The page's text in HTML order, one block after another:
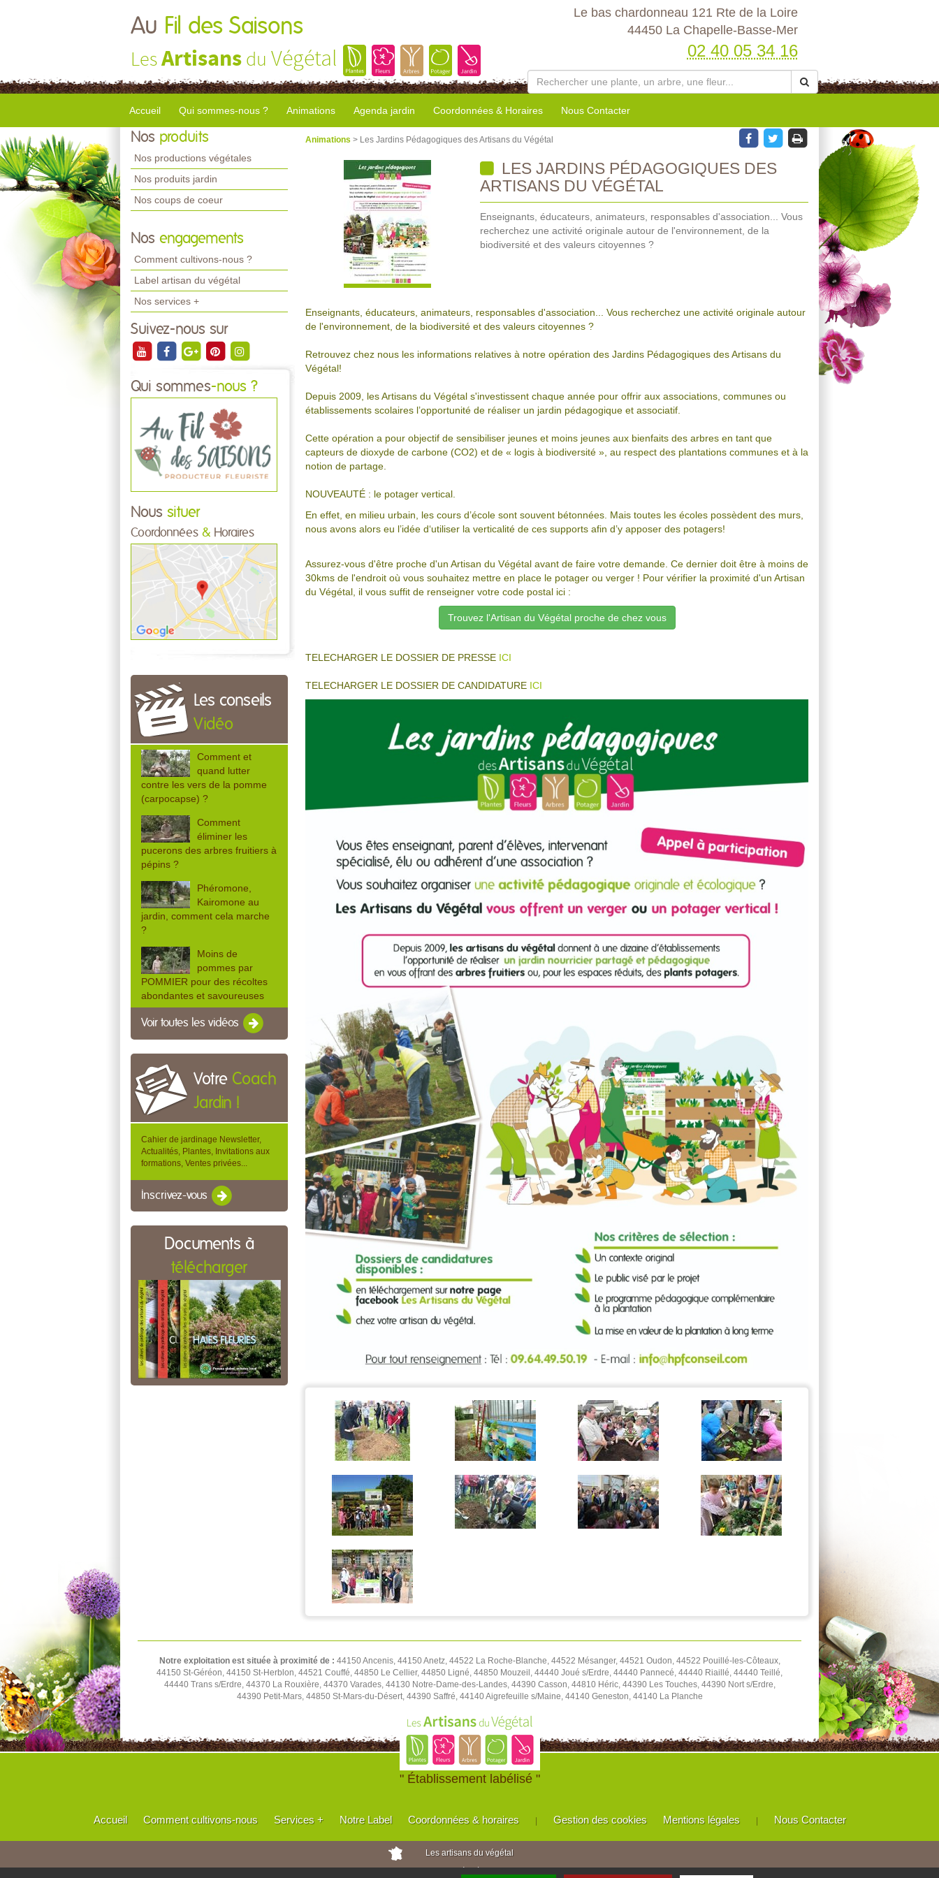
Au Fil des Saisons
LesArtisans du Végétal
Le bas chardonneau 121 Rte de la Loire
44450 La Chapelle-Basse-Mer
02 40 05 34 16
Accueil Qui sommes-nous ? Animations Agenda jardin Coordonnées & Horaires Nous Contacter
Nos produits
Nos productions végétales
Nos produits jardin
Nos coups de coeur
Nos engagements
Comment cultivons-nous ?
Label artisan du végétal
Nos services +
Suivez-nous sur
Qui sommes-nous ?
Nous situer
Coordonnées & Horaires
Les conseils
Vidéo
Comment et
quand lutter
contre les vers de la pomme
(carpocapse) ?
Comment
éliminer les
pucerons des arbres fruitiers à
pépins ?
Phéromone,
Kairomone au
jardin, comment cela marche
?
Moins de
pommes par
POMMIER pour des récoltes
abondantes et savoureuses
Voir toutes les vidéos
Votre Coach
Jardin !
Cahier de jardinage Newsletter,
Actualités, Plantes, Invitations aux
formations, Ventes privées...
Inscrivez-vous
Documents à
télécharger
Animations > Les Jardins Pédagogiques des Artisans du Végétal
LES JARDINS PÉDAGOGIQUES DES
ARTISANS DU VÉGÉTAL
Enseignants, éducateurs, animateurs, responsables d'association... Vous
recherchez une activité originale autour de l'environnement, de la
biodiversité et des valeurs citoyennes ?
Enseignants, éducateurs, animateurs, responsables d'association... Vous recherchez une activité originale autour
de l'environnement, de la biodiversité et des valeurs citoyennes ?
Retrouvez chez nous les informations relatives à notre opération des Jardins Pédagogiques des Artisans du
Végétal!
Depuis 2009, les Artisans du Végétal s'investissent chaque année pour offrir aux associations, communes ou
établissements scolaires l’opportunité de réaliser un jardin pédagogique et associatif.
Cette opération a pour objectif de sensibiliser jeunes et moins jeunes aux bienfaits des arbres en tant que
capteurs de dioxyde de carbone (CO2) et de « logis à biodiversité », au respect des plantations communes et à la
notion de partage.
NOUVEAUTÉ : le potager vertical.
En effet, en milieu urbain, les cours d’école sont souvent bétonnées. Mais toutes les écoles possèdent des murs,
nous avons alors eu l’idée d‘utiliser la verticalité de ces supports afin d’y apposer des potagers!
Assurez-vous d'être proche d'un Artisan du Végétal avant de faire votre demande. Ce dernier doit être à moins de
30kms de l'endroit où vous souhaitez mettre en place le potager ou verger ! Pour vérifier la proximité d'un Artisan
du Végétal, il vous suffit de renseigner votre code postal ici :
Trouvez l'Artisan du Végétal proche de chez vous
TELECHARGER LE DOSSIER DE PRESSE ICI
TELECHARGER LE DOSSIER DE CANDIDATURE ICI
Notre exploitation est située à proximité de : 44150 Ancenis, 44150 Anetz, 44522 La Roche-Blanche, 44522 Mésanger, 44521 Oudon, 44522 Pouillé-les-Côteaux,
44150 St-Géréon, 44150 St-Herblon, 44521 Couffé, 44850 Le Cellier, 44850 Ligné, 44850 Mouzeil, 44440 Joué s/Erdre, 44440 Pannecé, 44440 Riaillé, 44440 Teillé,
44440 Trans s/Erdre, 44370 La Rouxière, 44370 Varades, 44130 Notre-Dame-des-Landes, 44390 Casson, 44810 Héric, 44390 Les Touches, 44390 Nort s/Erdre,
44390 Petit-Mars, 44850 St-Mars-du-Désert, 44390 Saffré, 44140 Aigrefeuille s/Maine, 44140 Geneston, 44140 La Planche
" Établissement labélisé "
Accueil Comment cultivons-nous Services + Notre Label Coordonnées & horaires Gestion des cookies Mentions légales Nous Contacter
Les artisans du végétal
Horticulteurs et pépinièristes de France